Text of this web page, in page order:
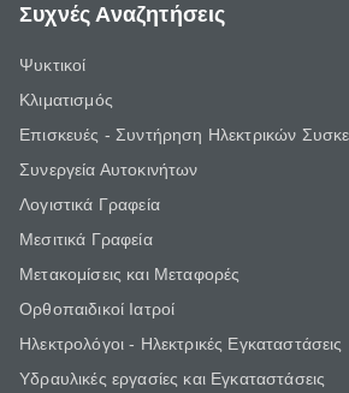
Συχνές Αναζητήσεις
Ψυκτικοί
Κλιματισμός
Επισκευές - Συντήρηση Ηλεκτρικών
Συνεργεία Αυτοκινήτων
Λογιστικά Γραφεία
Μεσιτικά Γραφεία
Μετακομίσεις και Μεταφορές
Ορθοπαιδικοί Ιατροί
Ηλεκτρολόγοι - Ηλεκτρικές Εγκαταστάσεις
Υδραυλικές εργασίες και Εγκαταστάσεις